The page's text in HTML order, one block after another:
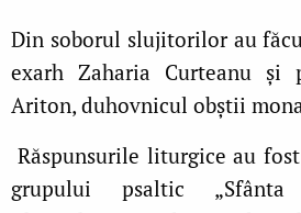
Din soborul slujitorilor au
exarh Zaharia Curteanu și
Ariton, duhovnicul obștii
Răspunsurile liturgice au
grupului psaltic